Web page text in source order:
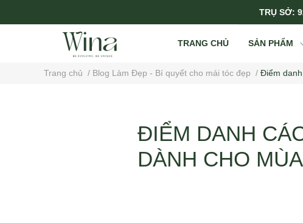
TRỤ SỞ:
TRANG CHỦ SẢN PHẨM
Trang chủ / Blog Làm Đẹp - Bí quyết cho mái tóc đẹp / Điểm
ĐIỂM DANH
DÀNH CHO